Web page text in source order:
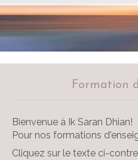
Formation
Bienvenue à Ik Saran Dhian!
Pour nos formations
Cliquez sur le texte ci-